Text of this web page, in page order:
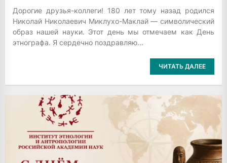
Дорогие друзья-коллеги! 180 лет тому назад родился
Николай Николаевич Миклухо-Маклай — символический
образ нашей науки. Этот день мы отмечаем как День
этнографа. Я сердечно поздравляю...
ЧИТАТЬ ДАЛЕЕ